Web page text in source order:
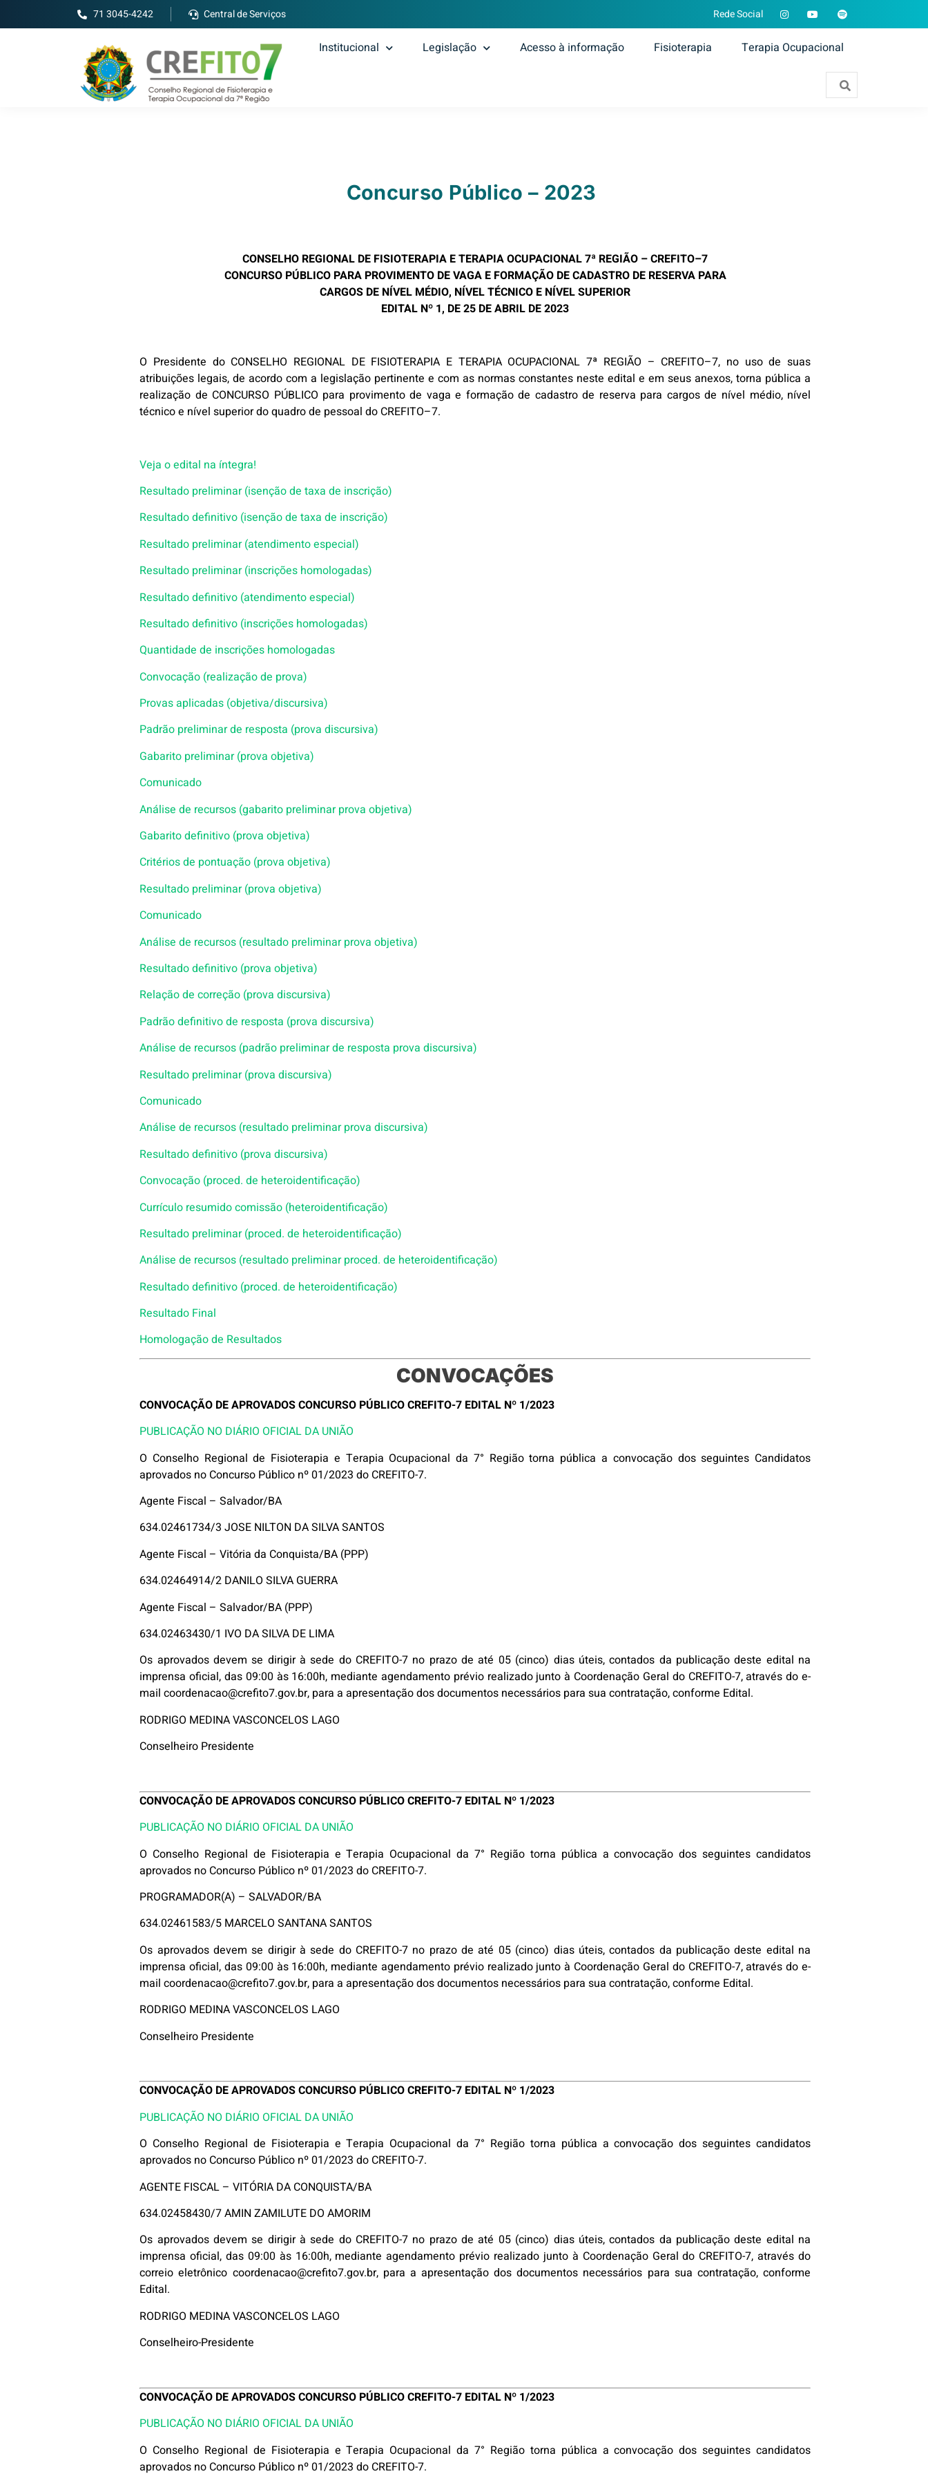
71 3045-4242 Central de Serviços Rede Social
Institucional Legislação Acesso à informação Fisioterapia Terapia Ocupacional
Concurso Público – 2023
CONSELHO REGIONAL DE FISIOTERAPIA E TERAPIA OCUPACIONAL 7ª REGIÃO –CREFITO–7
CONCURSO PÚBLICO PARA PROVIMENTO DE VAGA E FORMAÇÃO DE CADASTRO DE RESERVA PARA
CARGOS DE NÍVEL MÉDIO, NÍVEL TÉCNICO E NÍVEL SUPERIOR
EDITAL Nº 1, DE25 DEABRIL DE 2023
O Presidente do CONSELHO REGIONAL DE FISIOTERAPIA E TERAPIA OCUPACIONAL 7ª REGIÃO – CREFITO–7, no uso de suas
atribuições legais, de acordo com a legislação pertinente e com as normas constantes neste edital e em seus anexos, torna pública a
realização de CONCURSO PÚBLICO para provimento de vaga e formação de cadastro de reserva para cargos de nível médio, nível
técnicoe nível superior do quadro de pessoal do CREFITO–7.
Veja o edital na íntegra!
Resultado preliminar (isenção de taxa de inscrição)
Resultado definitivo (isenção de taxa de inscrição)
Resultado preliminar (atendimento especial)
Resultado preliminar (inscrições homologadas)
Resultado definitivo (atendimento especial)
Resultado definitivo (inscrições homologadas)
Quantidade de inscrições homologadas
Convocação (realização de prova)
Provas aplicadas (objetiva/discursiva)
Padrão preliminar de resposta (prova discursiva)
Gabarito preliminar (prova objetiva)
Comunicado
Análise de recursos (gabarito preliminar prova objetiva)
Gabarito definitivo (prova objetiva)
Critérios de pontuação (prova objetiva)
Resultado preliminar (prova objetiva)
Comunicado
Análise de recursos (resultado preliminar prova objetiva)
Resultado definitivo (prova objetiva)
Relação de correção (prova discursiva)
Padrão definitivo de resposta (prova discursiva)
Análise de recursos (padrão preliminar de resposta prova discursiva)
Resultado preliminar (prova discursiva)
Comunicado
Análise de recursos (resultado preliminar prova discursiva)
Resultado definitivo (prova discursiva)
Convocação (proced. de heteroidentificação)
Currículo resumido comissão (heteroidentificação)
Resultado preliminar (proced. de heteroidentificação)
Análise de recursos (resultado preliminar proced. de heteroidentificação)
Resultado definitivo (proced. de heteroidentificação)
Resultado Final
Homologação de Resultados
CONVOCAÇÕES
CONVOCAÇÃO DE APROVADOS CONCURSO PÚBLICO CREFITO-7 EDITAL Nº 1/2023
PUBLICAÇÃO NO DIÁRIO OFICIAL DA UNIÃO
O Conselho Regional de Fisioterapia e Terapia Ocupacional da 7° Região torna pública a convocação dos seguintes Candidatos
aprovados no Concurso Público nº 01/2023 do CREFITO-7.
Agente Fiscal – Salvador/BA
634.02461734/3 JOSE NILTON DA SILVA SANTOS
Agente Fiscal – Vitória da Conquista/BA (PPP)
634.02464914/2 DANILO SILVA GUERRA
Agente Fiscal – Salvador/BA (PPP)
634.02463430/1 IVO DA SILVA DE LIMA
Os aprovados devem se dirigir à sede do CREFITO-7 no prazo de até 05 (cinco) dias úteis, contados da publicação deste edital na
imprensa oficial, das 09:00 às 16:00h, mediante agendamento prévio realizado junto à Coordenação Geral do CREFITO-7, através do e-
mail coordenacao@crefito7.gov.br, para a apresentação dos documentos necessários para sua contratação, conforme Edital.
RODRIGO MEDINA VASCONCELOS LAGO
Conselheiro Presidente
CONVOCAÇÃO DE APROVADOS CONCURSO PÚBLICO CREFITO-7 EDITAL Nº 1/2023
PUBLICAÇÃO NO DIÁRIO OFICIAL DA UNIÃO
O Conselho Regional de Fisioterapia e Terapia Ocupacional da 7° Região torna pública a convocação dos seguintes candidatos
aprovados no Concurso Público nº 01/2023 do CREFITO-7.
PROGRAMADOR(A) – SALVADOR/BA
634.02461583/5 MARCELO SANTANA SANTOS
Os aprovados devem se dirigir à sede do CREFITO-7 no prazo de até 05 (cinco) dias úteis, contados da publicação deste edital na
imprensa oficial, das 09:00 às 16:00h, mediante agendamento prévio realizado junto à Coordenação Geral do CREFITO-7, através do e-
mail coordenacao@crefito7.gov.br, para a apresentação dos documentos necessários para sua contratação, conforme Edital.
RODRIGO MEDINA VASCONCELOS LAGO
Conselheiro Presidente
CONVOCAÇÃO DE APROVADOS CONCURSO PÚBLICO CREFITO-7 EDITAL Nº 1/2023
PUBLICAÇÃO NO DIÁRIO OFICIAL DA UNIÃO
O Conselho Regional de Fisioterapia e Terapia Ocupacional da 7° Região torna pública a convocação dos seguintes candidatos
aprovados no Concurso Público nº 01/2023 do CREFITO-7.
AGENTE FISCAL – VITÓRIA DA CONQUISTA/BA
634.02458430/7 AMIN ZAMILUTE DO AMORIM
Os aprovados devem se dirigir à sede do CREFITO-7 no prazo de até 05 (cinco) dias úteis, contados da publicação deste edital na
imprensa oficial, das 09:00 às 16:00h, mediante agendamento prévio realizado junto à Coordenação Geral do CREFITO-7, através do
correio eletrônico coordenacao@crefito7.gov.br, para a apresentação dos documentos necessários para sua contratação, conforme
Edital.
RODRIGO MEDINA VASCONCELOS LAGO
Conselheiro-Presidente
CONVOCAÇÃO DE APROVADOS CONCURSO PÚBLICO CREFITO-7 EDITAL Nº 1/2023
PUBLICAÇÃO NO DIÁRIO OFICIAL DA UNIÃO
O Conselho Regional de Fisioterapia e Terapia Ocupacional da 7° Região torna pública a convocação dos seguintes candidatos
aprovados no Concurso Público nº 01/2023 do CREFITO-7.